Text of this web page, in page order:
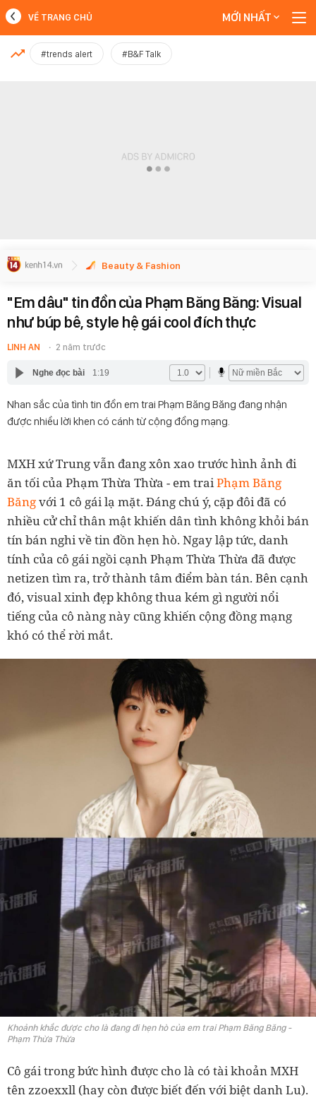
MỚI NHẤT
VỀ TRANG CHỦ MỚI NHẤT
#trends alert #B&F Talk
Beauty & Fashion
"Em dâu" tin đồn của Phạm Băng Băng: Visual
như búp bê, style hệ gái cool đích thực
LINH AN 2 năm trước
Nghe đọc bài 1:19
Nhan sắc của tình tin đồn em trai Phạm Băng Băng đang nhận
được nhiều lời khen có cánh từ cộng đồng mạng.
MXH xứ Trung vẫn đang xôn xao trước hình ảnh đi
ăn tối của Phạm Thừa Thừa - em traiPhạm Băng
Băngvới 1 cô gái lạ mặt. Đáng chú ý, cặp đôi đã có
nhiều cử chỉ thân mật khiến dân tình không khỏi bán
tín bán nghi về tin đồn hẹn hò. Ngay lập tức, danh
tính của cô gái ngồi cạnh Phạm Thừa Thừa đã được
netizen tìm ra, trở thành tâm điểm bàn tán. Bên cạnh
đó, visual xinh đẹp không thua kém gì người nổi
tiếng của cô nàng này cũng khiến cộng đồng mạng
khó có thể rời mắt.
Khoảnh khắc được cho là đang đi hẹn hò của em trai Phạm Băng Băng -
Phạm Thừa Thừa
Cô gái trong bức hình được cho là có tài khoản MXH
tên zzoexxll (hay còn được biết đến với biệt danh Lu).